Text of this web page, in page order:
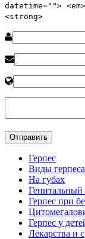
datetime="">
<strong>
Герпес
Виды герпеса
На губах
Генитальный
Герпес при
Герпес у
Лекарства и